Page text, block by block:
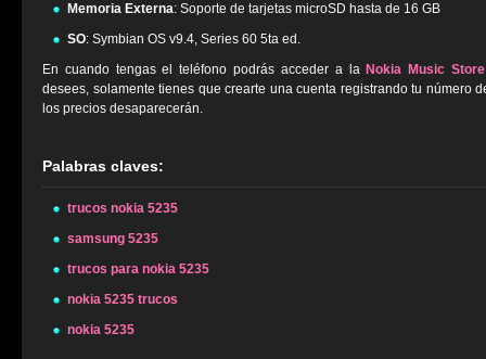
Memoria Externa: Soporte de tarjetas microSD hasta de 16 GB
SO: Symbian OS v9.4, Series 60 5ta ed.
En cuando tengas el teléfono podrás acceder a la Nokia Music Store
desees, solamente tienes que crearte una cuenta registrando tu número
los precios desaparecerán.
Palabras claves:
trucos nokia 5235
samsung 5235
trucos para nokia 5235
nokia 5235 trucos
nokia 5235